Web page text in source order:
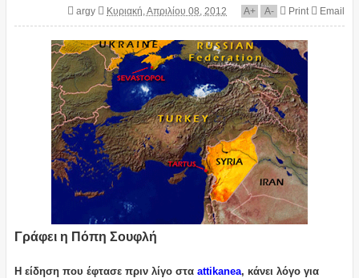
argy Κυριακή, Απριλίου 08, 2012 A+ A- Print Email
Γράφει η Πόπη Σουφλή
Η είδηση που έφτασε πριν λίγο σταattikanea, κάνει λόγο για